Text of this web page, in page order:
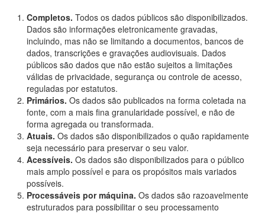
Completos. Todos os dados públicos são disponibilizados.
Dados são informações eletronicamente gravadas,
incluindo, mas não se limitando a documentos, bancos de
dados, transcrições e gravações audiovisuais. Dados
públicos são dados que não estão sujeitos a limitações
válidas de privacidade, segurança ou controle de acesso,
reguladas por estatutos.
Primários. Os dados são publicados na forma coletada na
fonte, com a mais fina granularidade possível, e não de
forma agregada ou transformada.
Atuais. Os dados são disponibilizados o quão rapidamente
seja necessário para preservar o seu valor.
Acessíveis. Os dados são disponibilizados para o público
mais amplo possível e para os propósitos mais variados
possíveis.
Processáveis por máquina. Os dados são razoavelmente
estruturados para possibilitar o seu processamento